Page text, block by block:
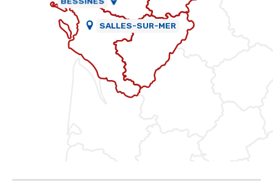
SALLES-SUR-MER